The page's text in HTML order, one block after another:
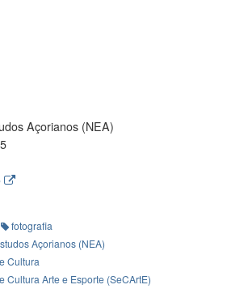
Açorianos (NEA)
fotografia
Açorianos (NEA)
Cultura
Cultura Arte e Esporte (SeCArtE)